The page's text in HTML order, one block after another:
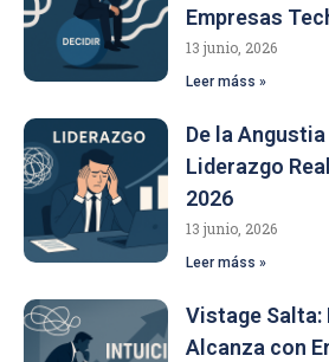
Empresas
13 junio, 2026
Leer máss »
De la
Liderazgo
2026
13 junio, 2026
Leer máss »
Vistage Salta:
Alcanza con